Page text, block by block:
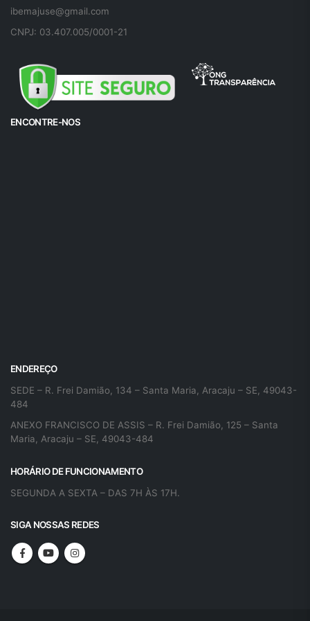
ibemajuse@gmail.com
CNPJ: 03.407.005/0001-21
ENCONTRE-NOS
ENDEREÇO
SEDE – R. Frei Damião, 134 – Santa Maria, Aracaju – SE, 49043-
484
ANEXO FRANCISCO DE ASSIS – R. Frei Damião, 125 – Santa
Maria, Aracaju – SE, 49043-484
HORÁRIO DE FUNCIONAMENTO
SEGUNDA A SEXTA – DAS 7H ÀS 17H.
SIGA NOSSAS REDES